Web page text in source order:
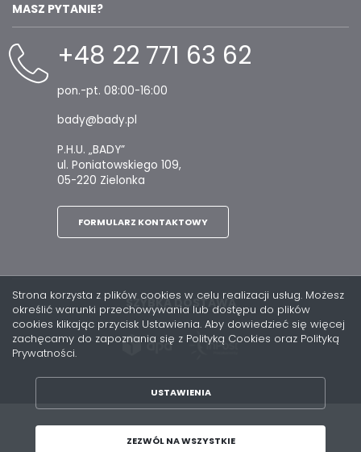
MASZ PYTANIE?
+48 22 771 63 62
pon.-pt. 08:00-16:00
bady@bady.pl
P.H.U. „BADY”
ul. Poniatowskiego 109,
05-220 Zielonka
FORMULARZ KONTAKTOWY
SZYBKA DOSTAWA
Copyright by bady.pl
Strona korzysta z plików cookies w celu realizacji usług. Możesz
określić warunki przechowywania lub dostępu do plików
cookies klikając przycisk Ustawienia. Aby dowiedzieć się więcej
zachęcamy do zapoznania się z Polityką Cookies oraz Polityką
Prywatności.
USTAWIENIA
ZEZWÓL NA WSZYSTKIE
ZAPISZ WYBRANE